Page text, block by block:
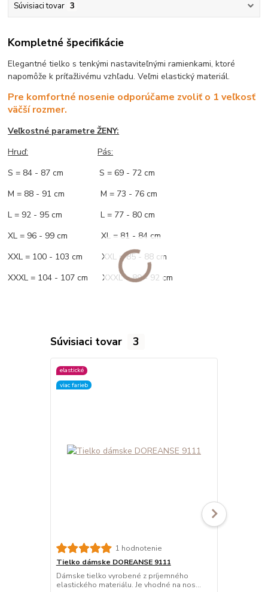
Súvisiaci tovar 3
Kompletné špecifikácie
Elegantné tielko s tenkými nastaviteľnými ramienkami, ktoré
napomôže k príťažlivému vzhľadu. Veľmi elastický materiál.
Pre komfortné nosenie odporúčame zvoliť o 1 veľkosť
väčší rozmer.
Veľkostné parametre ŽENY:
Hruď:
Pás:
S = 84 - 87 cm S = 69 - 72 cm
M = 88 - 91 cm M = 73 - 76 cm
L = 92 - 95 cm L = 77 - 80 cm
XL = 96 - 99 cm XL = 81 - 84 cm
XXL = 100 - 103 cm XXL = 85 - 88 cm
XXXL = 104 - 107 cm XXXL = 89 - 92 cm
Súvisiaci tovar 3
elastické
viac farieb
1 hodnotenie
Tielko dámske DOREANSE 9111
Dámske tielko vyrobené z príjemného
elastického materiálu. Je vhodné na nos...